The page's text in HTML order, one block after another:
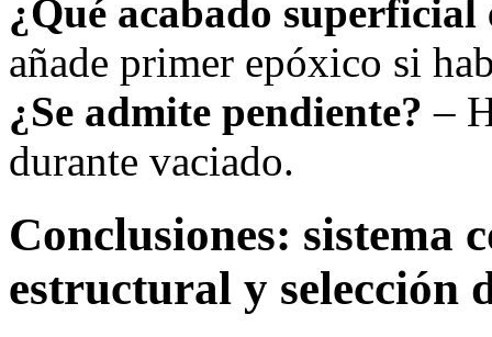
¿Qué acabado superficial
añade primer epóxico si
¿Se admite pendiente? –
durante vaciado.
Conclusiones: sistema
estructural y selección